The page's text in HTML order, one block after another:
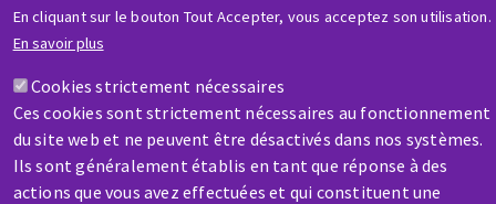
En cliquant sur le bouton Tout Accepter, vous acceptez son utilisation.
En savoir plus
Cookies strictement nécessaires
Ces cookies sont strictement nécessaires au fonctionnement
du site web et ne peuvent être désactivés dans nos systèmes.
Ils sont généralement établis en tant que réponse à des
actions que vous avez effectuées et qui constituent une